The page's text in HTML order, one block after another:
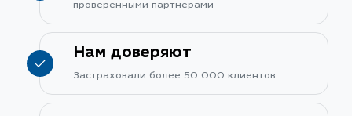
проверенными партнерами
Нам доверяют
Застраховали более 50 000 клиентов